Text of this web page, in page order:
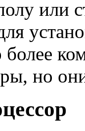
или
более
но